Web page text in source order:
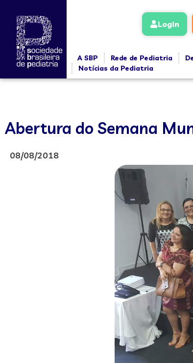
Login
A SBP Rede de Pediatria
Notícias da Pediatria
Abertura do Semana
08/08/2018